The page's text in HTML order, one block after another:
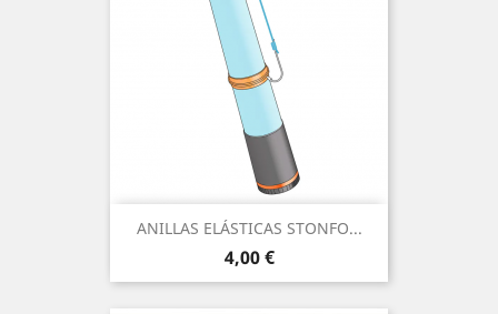
ANILLAS ELÁSTICAS STONFO...
Precio
4,00 €